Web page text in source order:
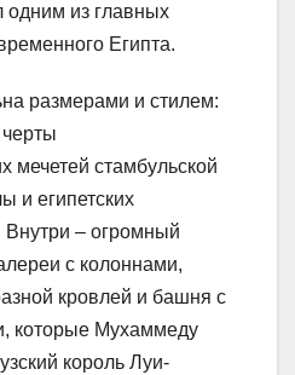
одним из главных
Египта.
размерами и стилем:
черты
мечетей стамбульской
и египетских
Внутри – огромный
с колоннами,
кровлей и башня с
которые Мухаммеду
король Луи-